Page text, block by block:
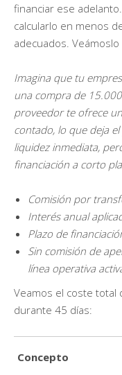
financiar ese
calcularlo en menos
adecuados.
Imagina que tu
una compra de
proveedor te ofrece
contado, lo que deja
liquidez inmediata,
financiación a corto
Comisión por
Interés anual
Plazo de
Sin comisión de
línea operativa
Veamos el coste total
durante 45 días:
Concepto